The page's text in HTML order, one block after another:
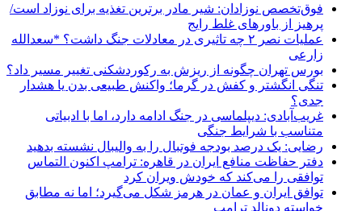
فوق‌تخصص نوزادان: شیر مادر برترین تغذیه برای نوزاد است/
پرهیز از باورهای غلط رایج
عملیات نصر ۲ چه تاثیری در معادلات جنگ داشت؟ *سعدالله
زارعی
بورس تهران چگونه از ریزش به رکوردشکنی تغییر مسیر داد؟
تنگی انگشتر و کفش در گرما؛ واکنش طبیعی بدن یا هشدار
جدی؟
غریب‌آبادی: دیپلماسی در جنگ ادامه دارد، اما با ادبیاتی
متناسب با شرایط جنگی
رضایی: یک درصد بودجه فوتبال را به والیبال نشسته بدهید
دفتر حفاظت منافع ایران در قاهره: ترامپ اکنون التماس
توافقی را می‌کند که خودش ویران کرد
توافق ایران و عمان در هرمز شکل می‌گیرد؛ اما نه مطابق
خواسته دونالد ترامپ